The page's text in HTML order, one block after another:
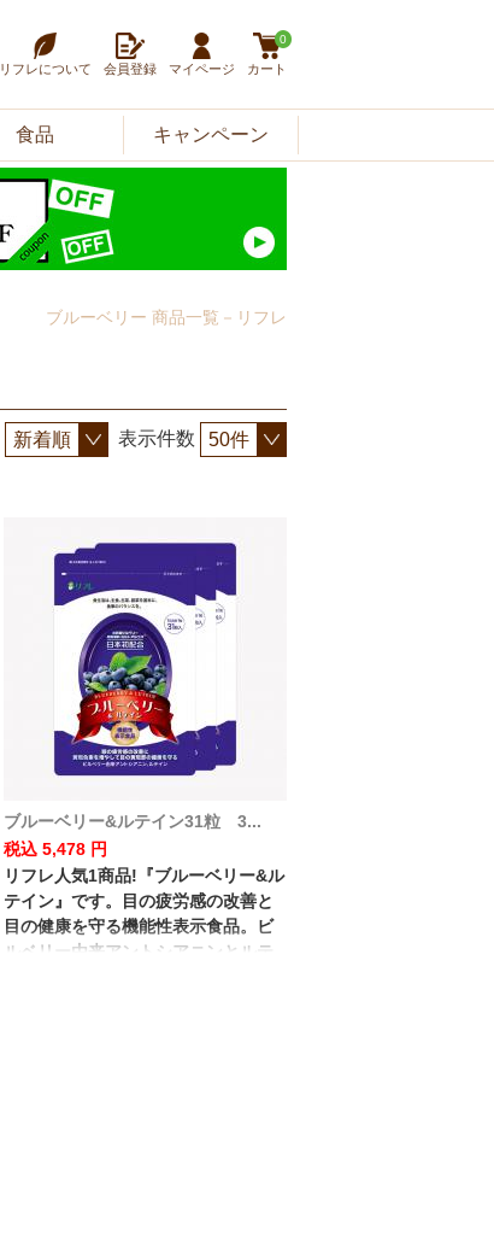
リフレについて 会員登録 マイページ カート
0
食品 キャンペーン
ブルーベリー 商品一覧－リフレ
表示件数
ブルーベリー&ルテイン31粒 3...
税込 5,478 円
リフレ人気1商品!『ブルーベリー&ル
テイン』です。目の疲労感の改善と
目の健康を守る機能性表示食品。ビ
ルベリー由来アントシアニンとルテ